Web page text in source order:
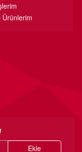
Ürünlerim
Ekle